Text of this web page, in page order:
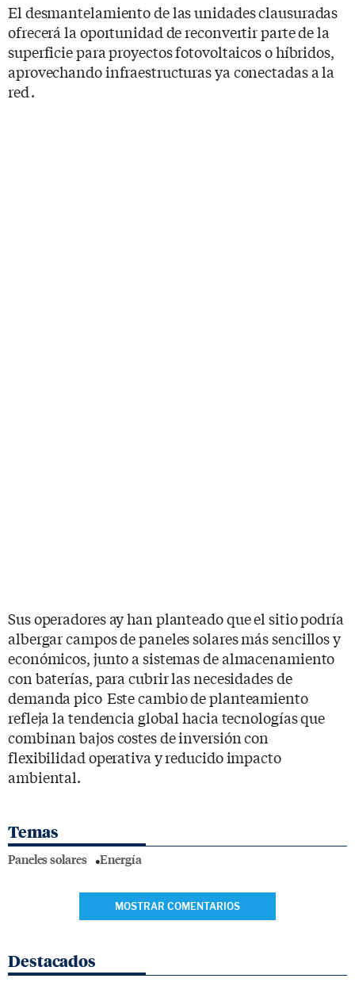
El desmantelamiento de las unidades clausuradas
ofrecerá la oportunidad de reconvertir parte de la
superficie para proyectos fotovoltaicos o híbridos,
aprovechando infraestructuras ya conectadas a la
red .
Sus operadores ay han planteado que el sitio podría
albergar campos de paneles solares más sencillos y
económicos, junto a sistemas de almacenamiento
con baterías, para cubrir las necesidades de
demanda pico Este cambio de planteamiento
refleja la tendencia global hacia tecnologías que
combinan bajos costes de inversión con
flexibilidad operativa y reducido impacto
ambiental.
Temas
Paneles solares Energía
MOSTRAR COMENTARIOS
Destacados